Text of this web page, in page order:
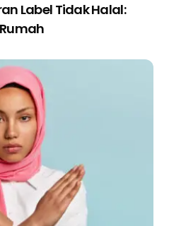
Label Tidak Halal: